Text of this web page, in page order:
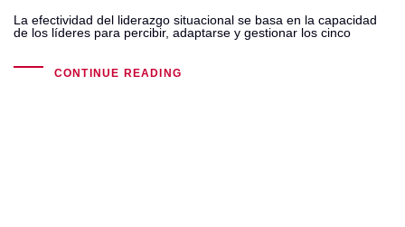
La efectividad del liderazgo situacional se basa en la capacidad
de los líderes para percibir, adaptarse y gestionar los cinco
CONTINUE READING